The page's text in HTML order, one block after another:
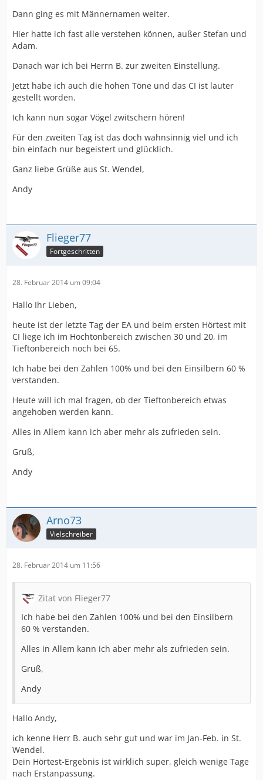
Dann ging es mit Männernamen weiter.
Hier hatte ich fast alle verstehen können, außer Stefan und
Adam.
Danach war ich bei Herrn B. zur zweiten Einstellung.
Jetzt habe ich auch die hohen Töne und das CI ist lauter
gestellt worden.
Ich kann nun sogar Vögel zwitschern hören!
Für den zweiten Tag ist das doch wahnsinnig viel und ich
bin einfach nur begeistert und glücklich.
Ganz liebe Grüße aus St. Wendel,
Andy
Flieger77
Fortgeschritten
28. Februar 2014 um 09:04
Hallo Ihr Lieben,
heute ist der letzte Tag der EA und beim ersten Hörtest mit
CI liege ich im Hochtonbereich zwischen 30 und 20, im
Tieftonbereich noch bei 65.
Ich habe bei den Zahlen 100% und bei den Einsilbern 60 %
verstanden.
Heute will ich mal fragen, ob der Tieftonbereich etwas
angehoben werden kann.
Alles in Allem kann ich aber mehr als zufrieden sein.
Gruß,
Andy
Arno73
Vielschreiber
28. Februar 2014 um 11:56
Zitat von Flieger77
Ich habe bei den Zahlen 100% und bei den Einsilbern
60 % verstanden.
Alles in Allem kann ich aber mehr als zufrieden sein.
Gruß,
Andy
Hallo Andy,
ich kenne Herr B. auch sehr gut und war im Jan-Feb. in St.
Wendel.
Dein Hörtest-Ergebnis ist wirklich super, gleich wenige Tage
nach Erstanpassung.